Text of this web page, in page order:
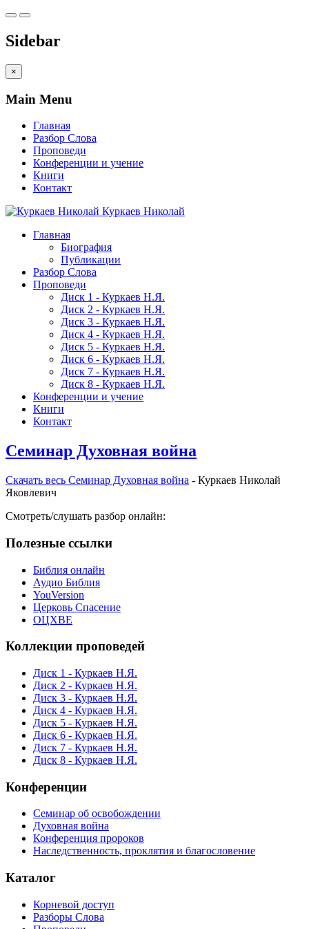
Sidebar
×
Main Menu
Главная
Разбор Слова
Проповеди
Конференции и учение
Книги
Контакт
Куркаев Николай
Главная
Биография
Публикации
Разбор Слова
Проповеди
Диск 1 - Куркаев Н.Я.
Диск 2 - Куркаев Н.Я.
Диск 3 - Куркаев Н.Я.
Диск 4 - Куркаев Н.Я.
Диск 5 - Куркаев Н.Я.
Диск 6 - Куркаев Н.Я.
Диск 7 - Куркаев Н.Я.
Диск 8 - Куркаев Н.Я.
Конференции и учение
Книги
Контакт
Семинар Духовная война
Скачать весь Семинар Духовная война - Куркаев Николай
Яковлевич
Смотреть/слушать разбор онлайн:
Полезные ссылки
Библия онлайн
Аудио Библия
YouVersion
Церковь Спасение
ОЦХВЕ
Коллекции проповедей
Диск 1 - Куркаев Н.Я.
Диск 2 - Куркаев Н.Я.
Диск 3 - Куркаев Н.Я.
Диск 4 - Куркаев Н.Я.
Диск 5 - Куркаев Н.Я.
Диск 6 - Куркаев Н.Я.
Диск 7 - Куркаев Н.Я.
Диск 8 - Куркаев Н.Я.
Конференции
Семинар об освобождении
Духовная война
Конференция пророков
Наследственность, проклятия и благословение
Каталог
Корневой доступ
Разборы Слова